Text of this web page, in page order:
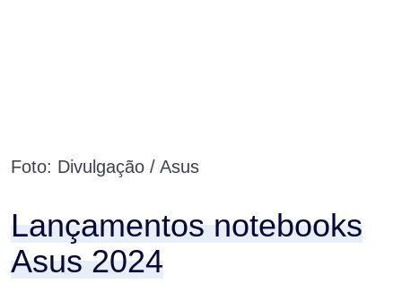
Foto: Divulgação / Asus
Lançamentos notebooks
Asus 2024